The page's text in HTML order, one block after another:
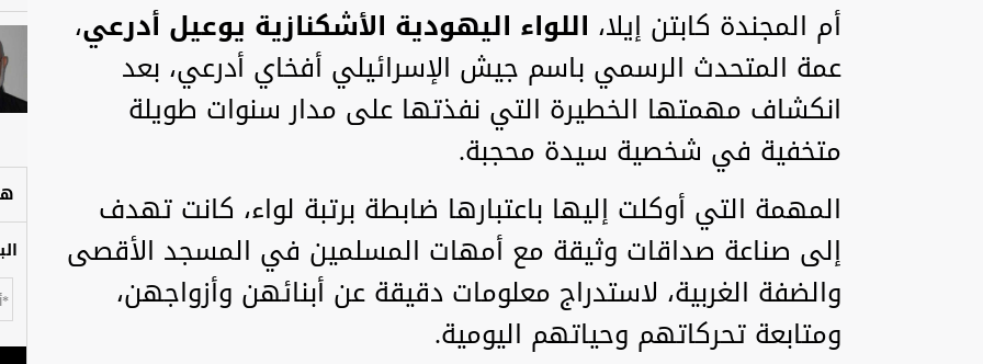
أم المجندة كابتن إيلا، اللواء اليهودية الأشكنازية يوعيل أدرعي،
عمة المتحدث الرسمي باسم جيش الإسرائيلي أفخاي أدرعي، بعد
انكشاف مهمتها الخطيرة التي نفذتها على مدار سنوات طويلة
متخفية في شخصية سيدة محجبة.
‏المهمة التي أوكلت إليها باعتبارها ضابطة برتبة لواء، كانت تهدف
إلى صناعة صداقات وثيقة مع أمهات المسلمين في المسجد الأقصى
والضفة الغربية، لاستدراج معلومات دقيقة عن أبنائهن وأزواجهن،
ومتابعة تحركاتهم وحياتهم اليومية.